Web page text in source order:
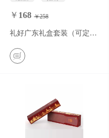
￥ 168 ￥258
0 条评价
礼好广东礼盒套装（可定制）